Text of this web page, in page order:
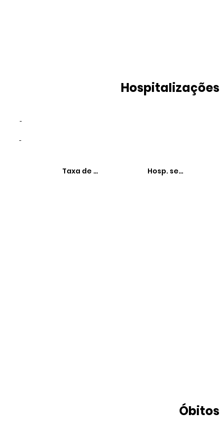
Taxa de hospitalizaçõesHosp. sensíveis à
-
-
Hospitalizações
Óbitos